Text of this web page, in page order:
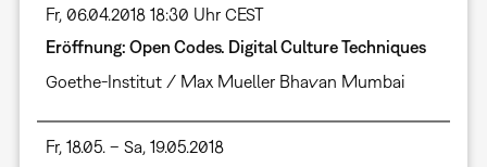
Fr, 06.04.2018 18:30 Uhr CEST
Eröffnung: Open Codes. Digital Culture Techniques
Goethe-Institut / Max Mueller Bhavan Mumbai
Fr, 18.05. – Sa, 19.05.2018